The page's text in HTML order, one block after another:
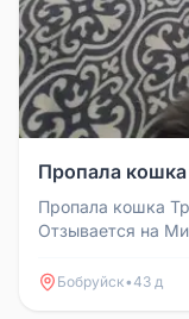
Пропала кошка
Пропала кошка
Отзывается на Мисса Пропала где то в
Бобруйск•43 д